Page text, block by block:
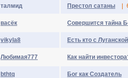
талмид Престол сатаны
васёк Совершится тайна
vikyla8 Есть кто с
Любимая777 Как найти
bthtq Бог как Создатель